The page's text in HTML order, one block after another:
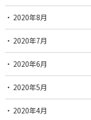
2020年8月
2020年7月
2020年6月
2020年5月
2020年4月